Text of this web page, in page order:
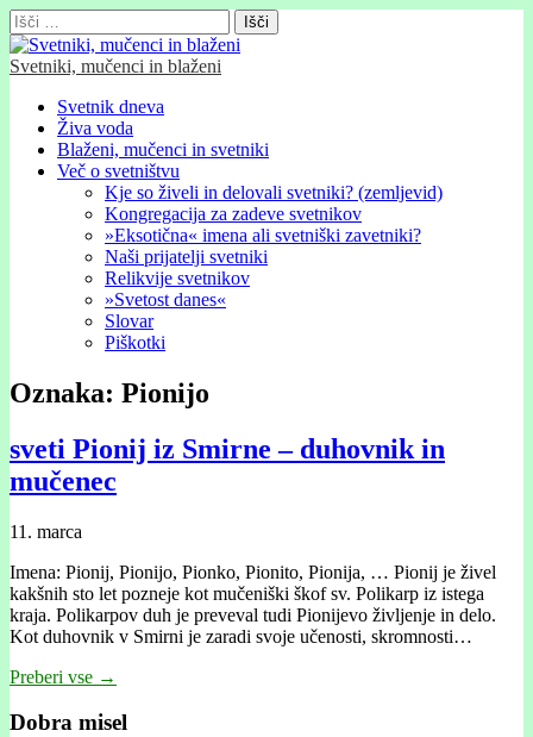
Išči:
Svetniki, mučenci in blaženi
Glavni
meni
Skip
content
Svetnik dneva
Živa voda
Blaženi, mučenci in svetniki
Več o svetništvu
Kje so živeli in delovali svetniki? (zemljevid)
Kongregacija za zadeve svetnikov
»Eksotična« imena ali svetniški zavetniki?
Naši prijatelji svetniki
Relikvije svetnikov
»Svetost danes«
Slovar
Piškotki
Oznaka: Pionijo
sveti Pionij iz Smirne – duhovnik in
mučenec
11. marca
Imena: Pionij, Pionijo, Pionko, Pionito, Pionija, … Pionij je živel
kakšnih sto let pozneje kot mučeniški škof sv. Polikarp iz istega
kraja. Polikarpov duh je preveval tudi Pionijevo življenje in delo.
Kot duhovnik v Smirni je zaradi svoje učenosti, skromnosti…
Preberi vse →
Dobra misel